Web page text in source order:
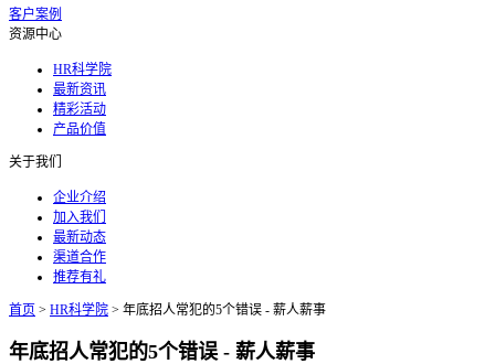
客户案例
资源中心
HR科学院
最新资讯
精彩活动
产品价值
关于我们
企业介绍
加入我们
最新动态
渠道合作
推荐有礼
首页 > HR科学院 > 年底招人常犯的5个错误 - 薪人薪事
年底招人常犯的5个错误 - 薪人薪事